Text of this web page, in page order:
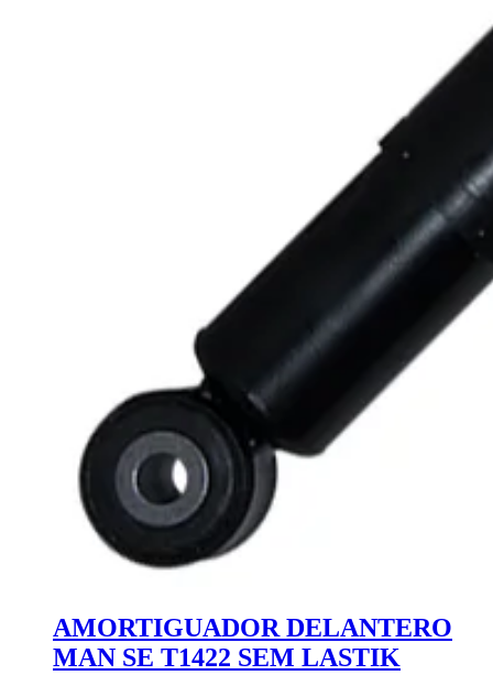
AMORTIGUADOR DELANTERO
MAN SE T1422 SEM LASTIK